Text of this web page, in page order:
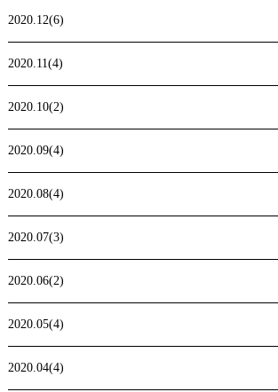
2020.12(6)
2020.11(4)
2020.10(2)
2020.09(4)
2020.08(4)
2020.07(3)
2020.06(2)
2020.05(4)
2020.04(4)